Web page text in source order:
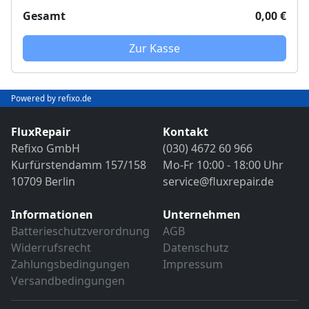
Sicherheitstest
Sollten weitere Defekte festgestellt werden,
erfolgt eine Reparatur ausschließlich nach
vorheriger Rücksprache.
Objektivreinigung
VDE-Sicherheitsprüfung
Sollten weitere Defekte festgestellt werden,
vorheriger Rücksprache.
Gesamt 0,00 €
Zur Kasse
Powered by refixo.de
FluxRepair
Refixo GmbH
Kurfürstendamm 157/158
10709 Berlin
Kontakt
(030) 4672 60 966
Mo-Fr 10:00 - 18:00 Uhr
service@fluxrepair.de
Informationen
Batterieschutzverordnung
Widerrufsrecht
Zahlungsbedingungen
Versandbedingungen
Unternehmen
AGB
Datenschutz
Impressum